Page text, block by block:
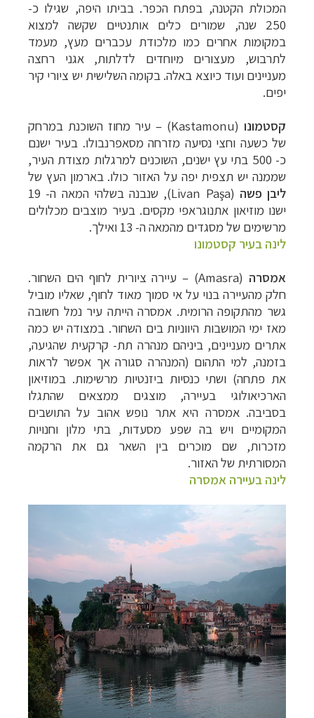
המכולת הקטנה, בפתח הכפר. בביתו היפה, שגילו כ-
250 שנה, שמורים כלים אותנטיים שקשה למצוא
במקומות אחרים כמו מלכודת עכברים מעץ, מעמד
לתרבוש, מעצורים מיוחדים לדלתות, אגני רחצה
מעניינים ועוד כיוצא באלה. בקומה השלישית יש ציורי קיר
יפים.
קסטמונו
(Kastamonu) – עיר מחוז השוכנת במרחק
של כשעה וחצי נסיעה מזרחה מסאפרנבולו. בעיר ישנם
כ- 500 בתי עץ ישנים, השוכנים למרגלות מצודת העיר,
שממנה יש תצפית יפה על האזור כולו. בארמון העץ של
ליבן פשה
(Livan Paşa), שנבנה בשלהי המאה ה- 19
ישנו מוזיאון אתנוגראפי מקסים. בעיר מוצבים מכלולים
מרשימים של מסגדים מהמאה ה- 13 ואילך.
לינה בעיר קסטמונו
אמסרה
(Amasra) – עיירה ציורית לחוף הים השחור.
חלק מהעיירה בנוי על אי סמוך מאוד לחוף, שאליו מוביל
גשר מהתקופה הרומית. אמסרה הייתה עיר נמל חשובה
מאז ימי המושבות היווניות בים השחור. במצודה יש כמה
אתרים מעניינים, ביניהם מנהרה תת- קרקעית שהגיעה,
בזמנה, למי התהום (המנהרה סגורה אך אפשר לראות
את פתחה) ושתי כנסיות ביזנטיות מרשימות. במוזיאון
הארכיאולוגי בעיירה, מוצגים ממצאים שהתגלו
בסביבה. אמסרה היא אתר נופש אהוב על התושבים
המקומיים ויש בה שפע מסעדות, בתי מלון וחנויות
מזכרות, שם מוכרים בין השאר גם את הרקמה
המסורתית של האזור.
לינה בעיירה אמסרה